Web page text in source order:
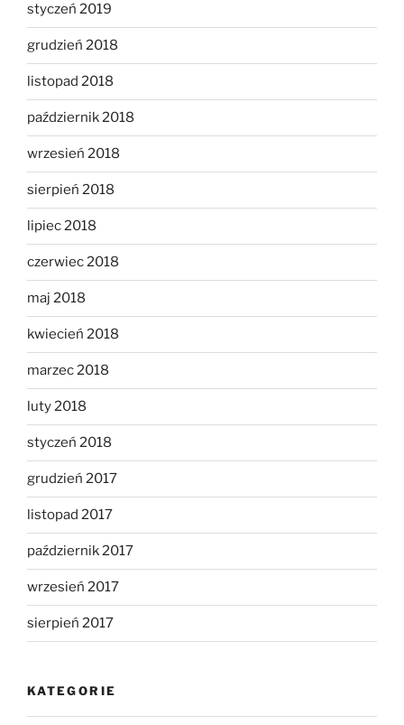
styczeń 2019
grudzień 2018
listopad 2018
październik 2018
wrzesień 2018
sierpień 2018
lipiec 2018
czerwiec 2018
maj 2018
kwiecień 2018
marzec 2018
luty 2018
styczeń 2018
grudzień 2017
listopad 2017
październik 2017
wrzesień 2017
sierpień 2017
KATEGORIE